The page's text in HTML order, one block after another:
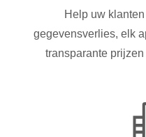
Help uw
gegevensverlies, elk
transparante